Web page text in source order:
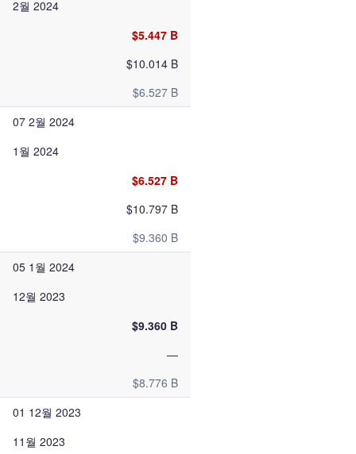
2월 2024
$5.447 B
$10.014 B
$6.527 B
07 2월 2024
1월 2024
$6.527 B
$10.797 B
$9.360 B
05 1월 2024
12월 2023
$9.360 B
—
$8.776 B
01 12월 2023
11월 2023